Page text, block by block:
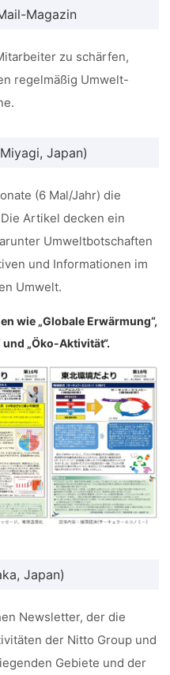
Magazin
zu schärfen,
regelmäßig Umwelt-
Japan)
(6 Mal/Jahr) die
Die Artikel decken ein
Umweltbotschaften
und Informationen im
Umwelt.
wie „Globale Erwärmung“,
„Öko-Aktivität“.
Japan)
Newsletter, der die
der Nitto Group und
Gebiete und der